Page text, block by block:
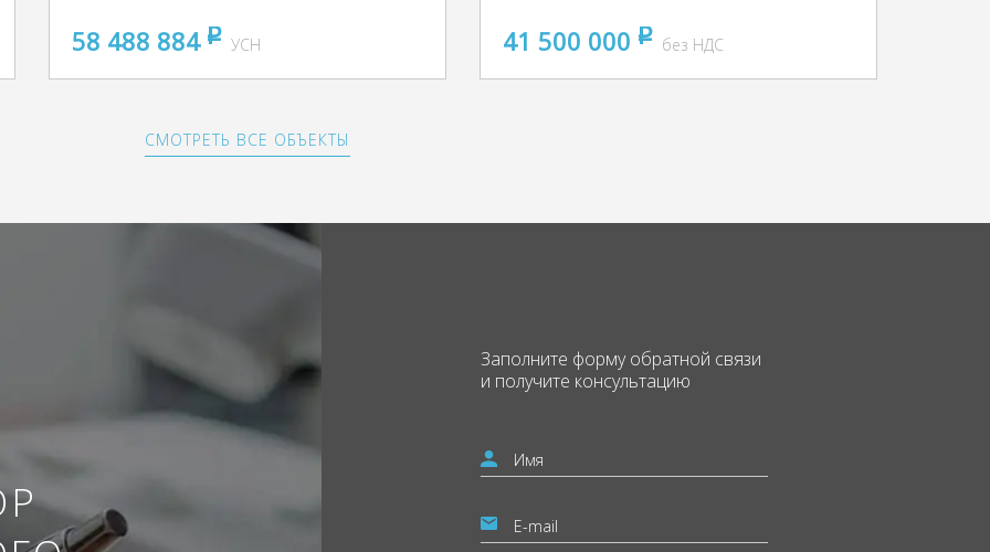
58 488 884 pуб
УСН 41 500 000 pуббез НДС
СМОТРЕТЬ ВСЕ ОБЪЕКТЫ
Заполните формуобратной связи
и получите консультацию